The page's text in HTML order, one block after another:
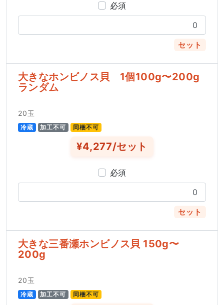
必須
セット
大きなホンビノス貝 1個100g〜200g
ランダム
20玉
冷蔵 加工不可 同梱不可
¥4,277/セット
必須
セット
大きな三番瀬ホンビノス貝 150g〜
200g
20玉
冷蔵 加工不可 同梱不可